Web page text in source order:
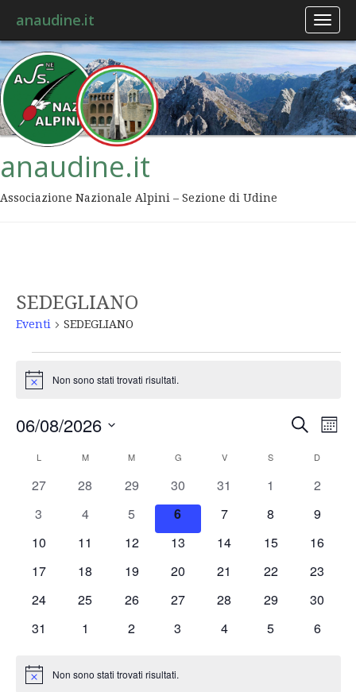
anaudine.it
anaudine.it
Associazione Nazionale Alpini – Sezione di Udine
SEDEGLIANO
Eventi SEDEGLIANO
Notice Non sono stati trovati risultati.
viste
Cerca
Mese
06/08/2026
Calendario
di
Eventi
L M M G V S D
0
27
0
28
0
eventi
29
0
eventi
30
0
31
0
1
0
2
0
3
0
4
0
eventi
5
0
eventi
6
0
7
0
8
0
9
0
10
0
11
0
12
0
13
0
14
0
15
0
16
0
17
0
18
0
19
0
20
0
21
0
22
0
23
0
24
0
25
0
26
0
27
0
28
0
29
0
30
0
31
0
1
0
2
0
3
0
4
0
5
0
6
Notice Non sono stati trovati risultati.